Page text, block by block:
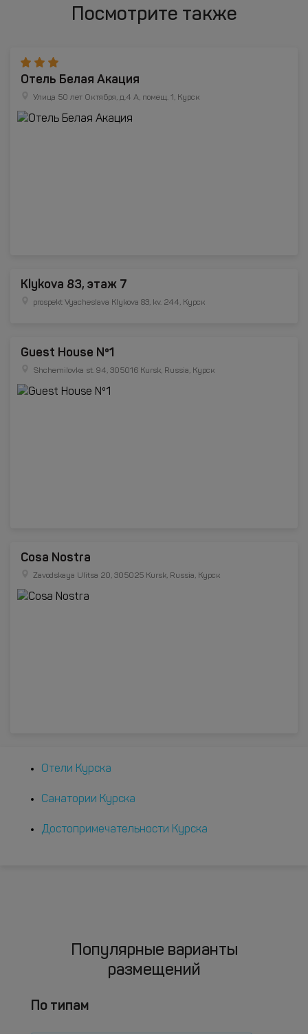
Посмотрите также
Отель Белая Акация
Улица 50 лет Октября, д.4 А, помещ. 1, Курск
Klykova 83, этаж 7
prospekt Vyacheslava Klykova 83, kv. 244, Курск
Guest House Nº1
Shchemilovka st. 94, 305016 Kursk, Russia, Курск
Cosa Nostra
Zavodskaya Ulitsa 20, 305025 Kursk, Russia, Курск
Отели Курска
Санатории Курска
Достопримечательности Курска
Популярные варианты
размещений
По типам